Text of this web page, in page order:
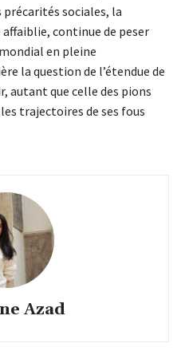
sociales, la
continue de peser
en pleine
la question de l’étendue de
autant que celle des pions
trajectoires de ses fous
Azad